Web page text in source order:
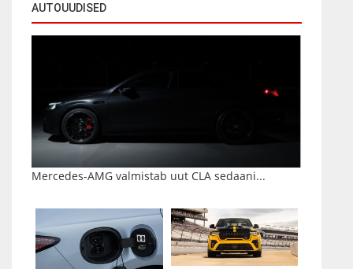
AUTOUUDISED
Mercedes-AMG valmistab uut CLA sedaani...